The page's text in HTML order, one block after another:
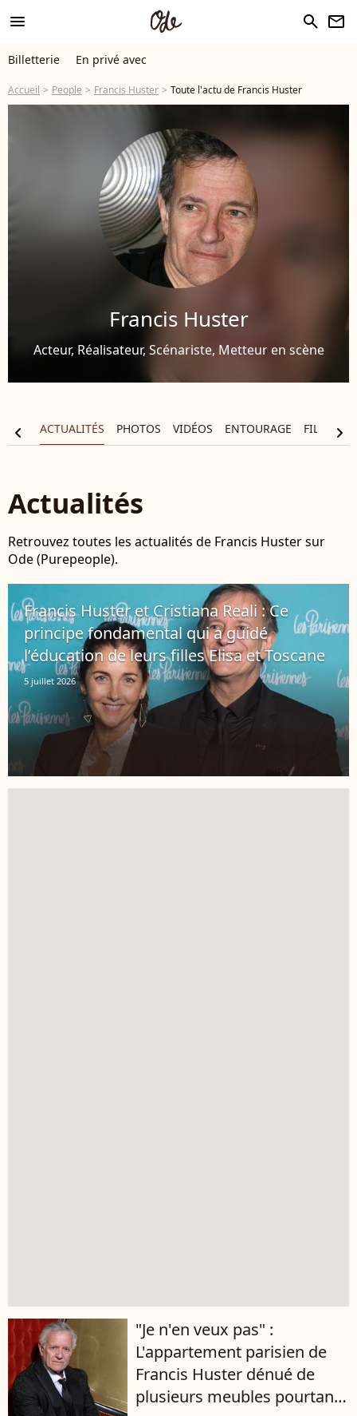
menu search newsletter
Billetterie En privé avec
Accueil People Francis Huster Toute l'actu de Francis Huster
Francis Huster
Acteur, Réalisateur, Scénariste, Metteur en scène
ACTUALITÉS PHOTOS VIDÉOS ENTOURAGE
chevron_left chevron_right
Actualités
Retrouvez toutes les actualités de Francis Huster sur
Ode (Purepeople).
Francis Huster et Cristiana Reali : Ce
principe fondamental qui a guidé
l’éducation de leurs filles Elisa et Toscane
5 juillet 2026
"Je n'en veux pas" :
L'appartement parisien de
Francis Huster dénué de
plusieurs meubles pourtant